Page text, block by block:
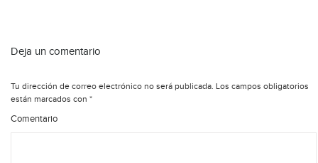
Deja un comentario
Tu dirección de correo electrónico no será publicada. Los campos obligatorios
están marcados con *
Comentario